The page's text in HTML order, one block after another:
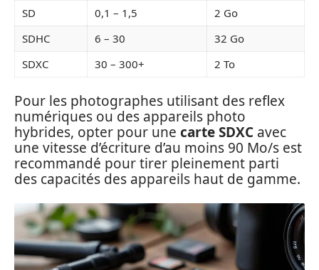
SD 0,1 – 1,5
2 Go
SDHC
6 – 30
32 Go
SDXC
30 – 300+ 2 To
Pour les photographes utilisant des reflex
numériques ou des appareils photo
hybrides, opter pour une carte SDXC avec
une vitesse d’écriture d’au moins 90 Mo/s est
recommandé pour tirer pleinement parti
des capacités des appareils haut de gamme.